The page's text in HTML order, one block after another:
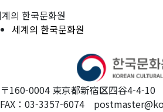
의 한국문화원
세계의 한국문화원
〒160-0004 東京都新宿区四谷4-4-
FAX：03-3357-6074